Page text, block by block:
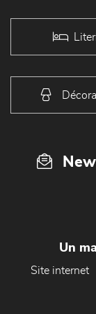
Un
Site internet